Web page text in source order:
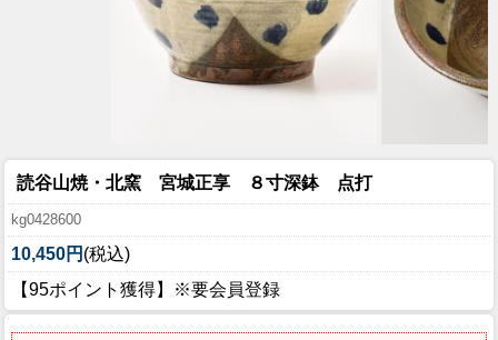
読谷山焼・北窯 宮城正享 ８寸深鉢 点打
kg0428600
10,450円 (税込)
【95ポイント獲得】※要会員登録